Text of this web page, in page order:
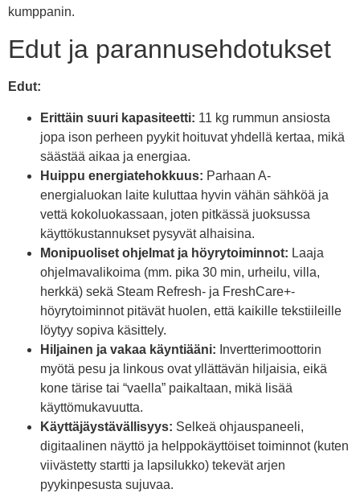
kumppanin.
Edut ja parannusehdotukset
Edut:
Erittäin suuri kapasiteetti: 11 kg rummun ansiosta
jopa ison perheen pyykit hoituvat yhdellä kertaa, mikä
säästää aikaa ja energiaa.
Huippu energiatehokkuus: Parhaan A-
energialuokan laite kuluttaa hyvin vähän sähköä ja
vettä kokoluokassaan, joten pitkässä juoksussa
käyttökustannukset pysyvät alhaisina.
Monipuoliset ohjelmat ja höyrytoiminnot: Laaja
ohjelmavalikoima (mm. pika 30 min, urheilu, villa,
herkkä) sekä Steam Refresh- ja FreshCare+-
höyrytoiminnot pitävät huolen, että kaikille tekstiileille
löytyy sopiva käsittely.
Hiljainen ja vakaa käyntiääni: Invertterimoottorin
myötä pesu ja linkous ovat yllättävän hiljaisia, eikä
kone tärise tai “vaella” paikaltaan, mikä lisää
käyttömukavuutta.
Käyttäjäystävällisyys: Selkeä ohjauspaneeli,
digitaalinen näyttö ja helppokäyttöiset toiminnot (kuten
viivästetty startti ja lapsilukko) tekevät arjen
pyykinpesusta sujuvaa.